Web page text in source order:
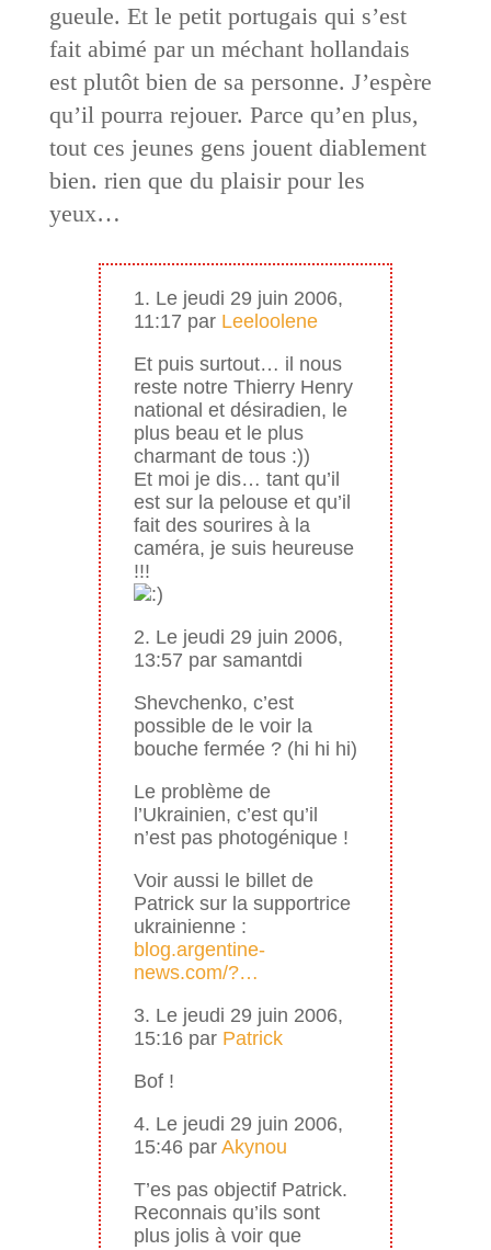
gueule. Et le petit portugais qui s’est
fait abimé par un méchant hollandais
est plutôt bien de sa personne. J’espère
qu’il pourra rejouer. Parce qu’en plus,
tout ces jeunes gens jouent diablement
bien. rien que du plaisir pour les
yeux…
1. Le jeudi 29 juin 2006,
11:17 par Leeloolene
Et puis surtout… il nous
reste notre Thierry Henry
national et désiradien, le
plus beau et le plus
charmant de tous :))
Et moi je dis… tant qu’il
est sur la pelouse et qu’il
fait des sourires à la
caméra, je suis heureuse
!!!
2. Le jeudi 29 juin 2006,
13:57 par samantdi
Shevchenko, c’est
possible de le voir la
bouche fermée ? (hi hi hi)
Le problème de
l’Ukrainien, c’est qu’il
n’est pas photogénique !
Voir aussi le billet de
Patrick sur la supportrice
ukrainienne :
blog.argentine-
news.com/?…
3. Le jeudi 29 juin 2006,
15:16 par Patrick
Bof !
4. Le jeudi 29 juin 2006,
15:46 par Akynou
T’es pas objectif Patrick.
Reconnais qu’ils sont
plus jolis à voir que